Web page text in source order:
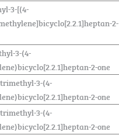
3-[(4-
2-
3-(4-
2-one
trimethyl-3-(4-
2-one
trimethyl-3-(4-
2-one